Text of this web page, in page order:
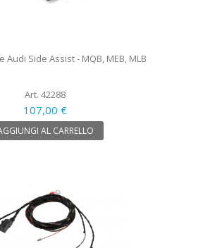
Audi Side Assist - MQB, MEB, MLB
Art. 42288
107,00 €
AL CARRELLO